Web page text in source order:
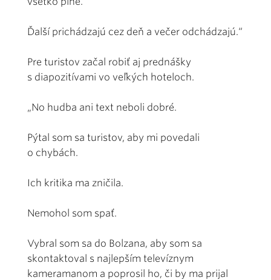
Ďalší prichádzajú cez deň a večer odchádzajú.“
Pre turistov začal robiť aj prednášky
s diapozitívami vo veľkých hoteloch.
„No hudba ani text neboli dobré.
Pýtal som sa turistov, aby mi povedali
o chybách.
Ich kritika ma zničila.
Nemohol som spať.
Vybral som sa do Bolzana, aby som sa
skontaktoval s najlepším televíznym
kameramanom a poprosil ho, či by ma prijal